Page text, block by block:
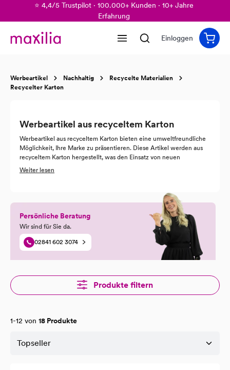
⭐ 4,4/5 Trustpilot · 100.000+ Kunden · 10+ Jahre
Erfahrung
Einloggen
Werbeartikel Nachhaltig
Recycelte Materialien
Recycelter Karton
Werbeartikel aus recyceltem Karton
Werbeartikel aus recyceltem Karton bieten eine umweltfreundliche
Möglichkeit, Ihre Marke zu präsentieren. Diese Artikel werden aus
recyceltem Karton hergestellt, was den Einsatz von neuen
Ressourcen reduziert und die Abfallmenge verringert. Von
recyceltem Karton hergestellt werden können. Durch den Einsatz
solcher Artikel demonstrieren Sie Ihr Engagement für Nachhaltigkeit
und Umweltschutz. Gleichzeitig können Sie Ihr Logo und Ihre
Botschaft auf diesen Artikeln platzieren und so eine positive
Markenpräsenz schaffen. Entscheiden Sie sich für Werbeartikel aus
recyceltem Karton und tragen Sie zur Förderung einer nachhaltigen
Zukunft bei.
Weiter lesen
Persönliche Beratung
Wir sind für Sie da.
02841 602 3074
Produkte filtern
1-12 von 18 Produkte